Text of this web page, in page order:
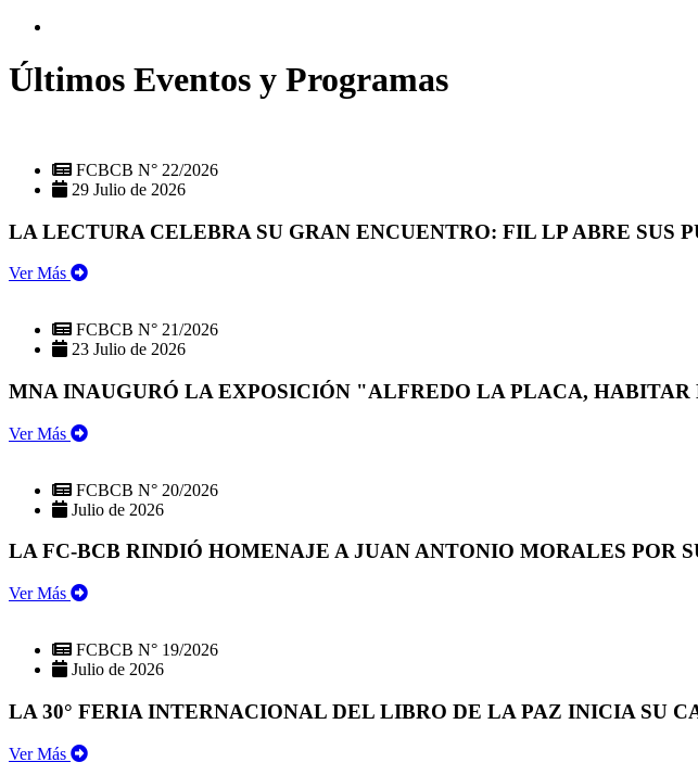
Últimos Eventos y Programas
FCBCB N° 22/2026
29 Julio de 2026
LA LECTURA CELEBRA SU GRAN ENCUENTRO: FIL LP ABRE SUS
Ver Más
FCBCB N° 21/2026
23 Julio de 2026
MNA INAUGURÓ LA EXPOSICIÓN "ALFREDO LA PLACA, HABITAR
Ver Más
FCBCB N° 20/2026
Julio de 2026
LA FC-BCB RINDIÓ HOMENAJE A JUAN ANTONIO MORALES POR
Ver Más
FCBCB N° 19/2026
Julio de 2026
LA 30° FERIA INTERNACIONAL DEL LIBRO DE LA PAZ INICIA SU
Ver Más